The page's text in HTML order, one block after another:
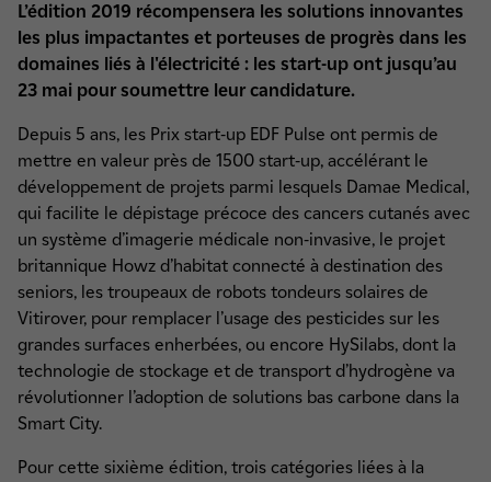
L’édition 2019 récompensera les solutions innovantes
les plus impactantes et porteuses de progrès dans les
domaines liés à l'électricité : les start-up ont jusqu’au
23 mai pour soumettre leur candidature.
Depuis 5 ans, les Prix start-up EDF Pulse ont permis de
mettre en valeur près de 1500 start-up, accélérant le
développement de projets parmi lesquels Damae Medical,
qui facilite le dépistage précoce des cancers cutanés avec
un système d’imagerie médicale non-invasive, le projet
britannique Howz d’habitat connecté à destination des
seniors, les troupeaux de robots tondeurs solaires de
Vitirover, pour remplacer l’usage des pesticides sur les
grandes surfaces enherbées, ou encore HySilabs, dont la
technologie de stockage et de transport d’hydrogène va
révolutionner l’adoption de solutions bas carbone dans la
Smart City.
Pour cette sixième édition, trois catégories liées à la